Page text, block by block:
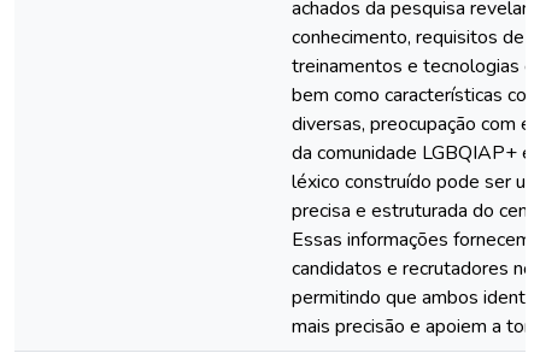
achados da pesquisa
conhecimento, requisitos de
treinamentos e tecnologias
bem como características
diversas, preocupação com
da comunidade LGBQIAP+
léxico construído pode ser
precisa e estruturada do
Essas informações
candidatos e recrutadores
permitindo que ambos
mais precisão e apoiem a